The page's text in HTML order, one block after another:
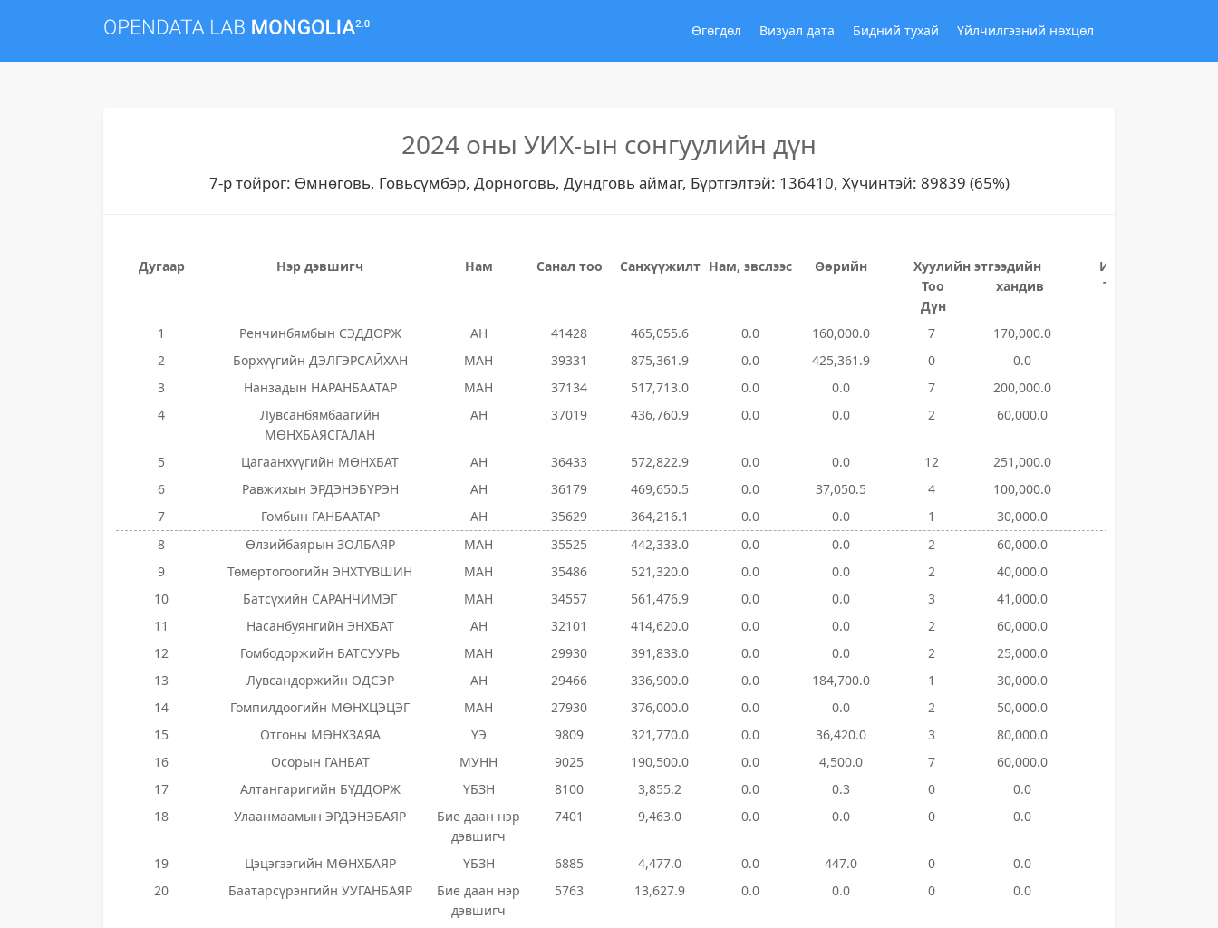
Өгөгдөл Визуал дата Бидний тухай Үйлчилгээний нөхцөл
2024 оны УИХ-ын сонгуулийн дүн
7-р тойрог: Өмнөговь, Говьсүмбэр, Дорноговь, Дундговь аймаг, Бүртгэлтэй: 136410, Хүчинтэй: 89839 (65%)
Дугаар Нэр дэвшигч Нам Санал тоо Санхүүжилт Нам, эвслээс Өөрийн
Хуулийн этгээдийн
хандив
Тоо
Дүн
Иргэдийн хандив
Тоо
1 Ренчинбямбын СЭДДОРЖ АН 41428 465,055.6 0.0 160,000.0 7 170,000.0
2
Борхүүгийн ДЭЛГЭРСАЙХАН МАН 39331 875,361.9 0.0 425,361.9 0 0.0
3
Нанзадын НАРАНБААТАР МАН 37134 517,713.0 0.0 0.0 7 200,000.0
4
Лувсанбямбаагийн
МӨНХБАЯСГАЛАН
АН 37019 436,760.9 0.0 0.0 2 60,000.0
5 Цагаанхүүгийн МӨНХБАТ АН 36433 572,822.9 0.0 0.0 12 251,000.0
6
Равжихын ЭРДЭНЭБҮРЭН АН 36179 469,650.5 0.0 37,050.5 4 100,000.0
7
Гомбын ГАНБААТАР АН 35629 364,216.1 0.0 0.0 1 30,000.0
8
Өлзийбаярын ЗОЛБАЯР МАН 35525 442,333.0 0.0 0.0 2 60,000.0
9
Төмөртогоогийн ЭНХТҮВШИН МАН 35486 521,320.0 0.0 0.0 2 40,000.0
10
Батсүхийн САРАНЧИМЭГ МАН 34557 561,476.9 0.0 0.0 3 41,000.0
11
Насанбуянгийн ЭНХБАТ АН 32101 414,620.0 0.0 0.0 2 60,000.0
12
Гомбодоржийн БАТСУУРЬ МАН 29930 391,833.0 0.0 0.0 2 25,000.0
13
Лувсандоржийн ОДСЭР АН 29466 336,900.0 0.0 184,700.0 1 30,000.0
14
Гомпилдоогийн МӨНХЦЭЦЭГ МАН 27930 376,000.0 0.0 0.0 2 50,000.0
15
Отгоны МӨНХЗАЯА ҮЭ 9809 321,770.0 0.0 36,420.0 3 80,000.0
16
Осорын ГАНБАТ МУНН 9025 190,500.0 0.0 4,500.0 7 60,000.0
17
Алтангаригийн БҮДДОРЖ ҮБЗН 8100 3,855.2 0.0 0.3 0 0.0
18
Улаанмаамын ЭРДЭНЭБАЯР
Бие даан нэр
дэвшигч
7401 9,463.0 0.0 0.0 0 0.0
19 Цэцэгээгийн МӨНХБАЯР ҮБЗН 6885 4,477.0 0.0 447.0 0 0.0
20
Баатарсүрэнгийн УУГАНБАЯР
Бие даан нэр
дэвшигч
5763 13,627.9 0.0 0.0 0 0.0